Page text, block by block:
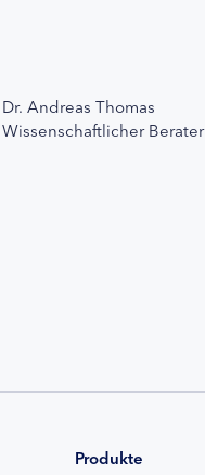
Dr. Andreas Thomas
Wissenschaftlicher Berater
Produkte